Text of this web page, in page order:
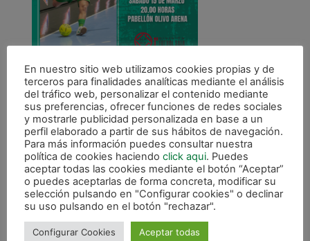
ANTERIOR
Inicio
CALENDARIO DE LIGA
En nuestro sitio web utilizamos cookies propias y de
terceros para finalidades analíticas mediante el análisis
del tráfico web, personalizar el contenido mediante
sus preferencias, ofrecer funciones de redes sociales
y mostrarle publicidad personalizada en base a un
perfil elaborado a partir de sus hábitos de navegación.
Para más información puedes consultar nuestra
política de cookies haciendo click aqui. Puedes
aceptar todas las cookies mediante el botón “Aceptar”
o puedes aceptarlas de forma concreta, modificar su
selección pulsando en "Configurar cookies" o declinar
su uso pulsando en el botón "rechazar".
Configurar Cookies Aceptar todas